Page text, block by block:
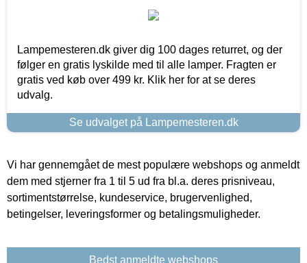
Lampemesteren.dk giver dig 100 dages returret, og der
følger en gratis lyskilde med til alle lamper. Fragten er
gratis ved køb over 499 kr. Klik her for at se deres
udvalg.
Se udvalget på Lampemesteren.dk
Vi har gennemgået de mest populære webshops og anmeldt
dem med stjerner fra 1 til 5 ud fra bl.a. deres prisniveau,
sortimentstørrelse, kundeservice, brugervenlighed,
betingelser, leveringsformer og betalingsmuligheder.
Bedst anmeldte webshops